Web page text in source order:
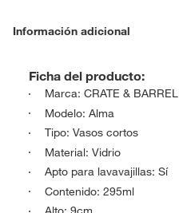
Información adicional
Ficha del producto:
Marca: CRATE & BARREL
Modelo: Alma
Tipo: Vasos cortos
Material: Vidrio
Apto para lavavajillas: Sí
Contenido: 295ml